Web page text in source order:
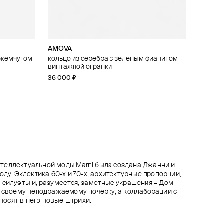
AMOVA
кольцо из серебра с зелёным фианитом
винтажной огранки
36 000 ₽
Marni
серебристое кольцо-тюльпан
35 100 ₽ 39 000 ₽ −10%
при оплате онлайн
STL Lab
кольцо из серебра voronoi bulb
25 200 ₽ 36 000 ₽ −30%
при оплате онлайн
STL Lab
кольцо из серебра knit
23 040 ₽ 38 400 ₽ −40%
при оплате онлайн
моды Marni была создана Джанни и
Эклектика 60-х и 70-х, архитектурные пропорции,
и, разумеется, заметные украшения – Дом
неподражаемому почерку, а коллаборации с
в него новые штрихи.